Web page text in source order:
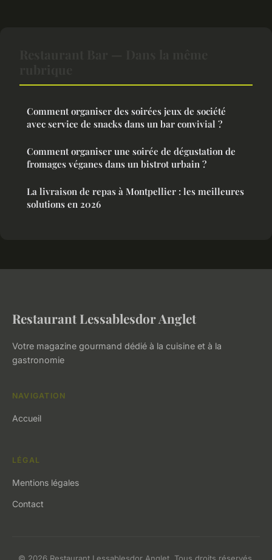
Comment organiser des soirées jeux de société
avec service de snacks dans un bar convivial ?
Comment organiser une soirée de dégustation de
fromages véganes dans un bistrot urbain ?
La livraison de repas à Montpellier : les meilleures
solutions en 2026
Restaurant Lessablesdor Anglet
Votre magazine gourmand dédié à la cuisine et à la
gastronomie
NAVIGATION
Accueil
LÉGAL
Mentions légales
Contact
© 2026 Restaurant Lessablesdor Anglet. Tous droits réservés.